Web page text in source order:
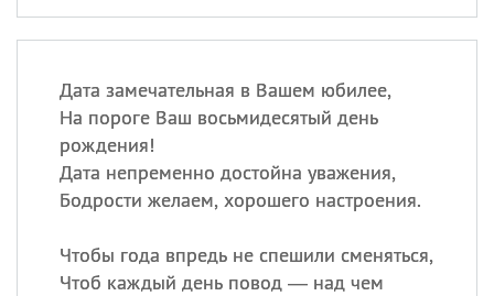
Дата замечательная в Вашем юбилее,
На пороге Ваш восьмидесятый день
рождения!
Дата непременно достойна уважения,
Бодрости желаем, хорошего настроения.
Чтобы года впредь не спешили сменяться,
Чтоб каждый день повод — над чем